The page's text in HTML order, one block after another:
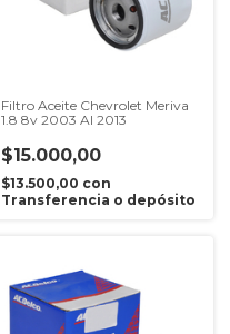
Filtro Aceite Chevrolet Meriva
1.8 8v 2003 Al 2013
$15.000,00
$13.500,00 con
Transferencia o depósito